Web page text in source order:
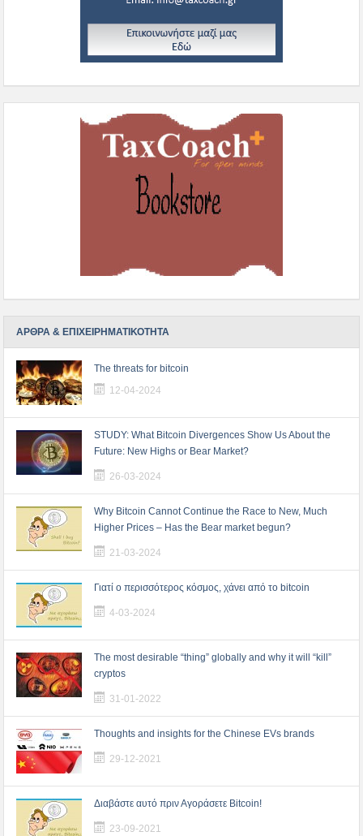
ΑΡΘΡΑ & ΕΠΙΧΕΙΡΗΜΑΤΙΚΟΤΗΤΑ
The threats for bitcoin
12-04-2024
STUDY: What Bitcoin Divergences Show Us About the
Future: New Highs or Bear Market?
26-03-2024
Why Bitcoin Cannot Continue the Race to New, Much
Higher Prices – Has the Bear market begun?
21-03-2024
Γιατί ο περισσότερος κόσμος, χάνει από το bitcoin
4-03-2024
The most desirable “thing” globally and why it will “kill”
cryptos
31-01-2022
Thoughts and insights for the Chinese EVs brands
29-12-2021
Διαβάστε αυτό πριν Αγοράσετε Bitcoin!
23-09-2021